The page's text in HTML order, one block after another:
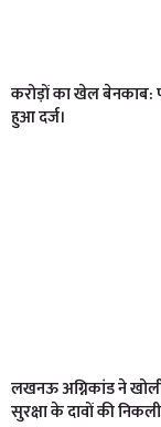
करोड़ों का खेल बेनकाब:
हुआ दर्ज।
लखनऊ अग्निकांड ने
सुरक्षा के दावों की